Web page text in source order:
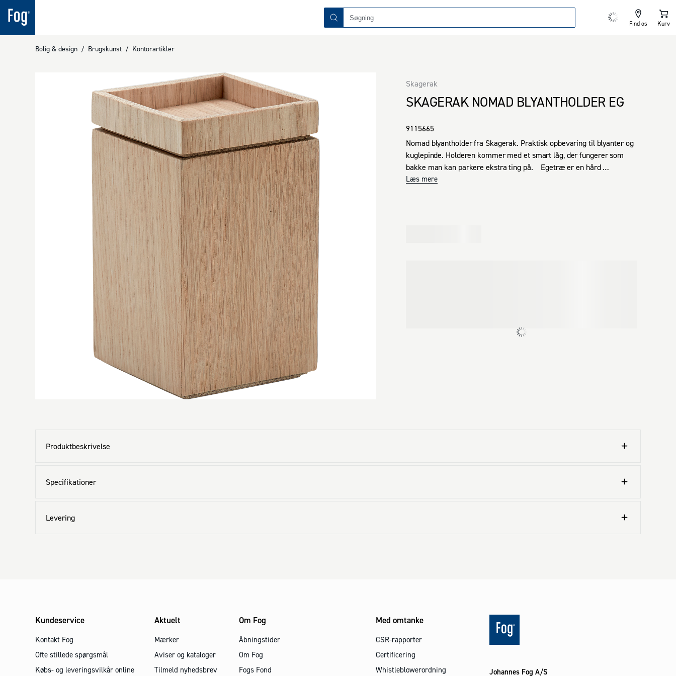
Find os Kurv
Bolig & design / Brugskunst / Kontorartikler
SKAGERAK NOMAD BLYANTHOLDER EG
Skagerak
9115665
Nomad blyantholder fra Skagerak. Praktisk opbevaring til blyanter og
kuglepinde. Holderen kommer med et smart låg, der fungerer som
bakke man kan parkere ekstra ting på.    Egetræ er en hård
langtidsholdbar træsort som har en flot lys overflade, som bliver
Læs mere
Produktbeskrivelse
Specifikationer
Levering
Kundeservice
Kontakt Fog
Ofte stillede spørgsmål
Købs- og leveringsvilkår online
Aktuelt
Mærker
Aviser og kataloger
Tilmeld nyhedsbrev
Om Fog
Åbningstider
Om Fog
Fogs Fond
Med omtanke
CSR-rapporter
Certificering
Whistleblowerordning
Johannes Fog A/S